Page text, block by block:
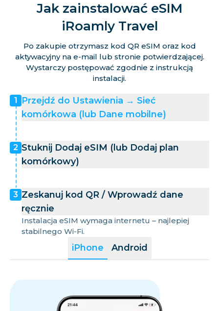
Jak zainstalować eSIM
iRoamly Travel
Po zakupie otrzymasz kod QR eSIM oraz kod
aktywacyjny na e-mail lub stronie potwierdzającej.
Wystarczy postępować zgodnie z instrukcją
instalacji.
iPhone Android
1
Przejdź do Ustawienia → Sieć
komórkowa (lub Dane mobilne)
2 Stuknij Dodaj eSIM (lub Dodaj plan
komórkowy)
3 Zeskanuj kod QR / Wprowadź dane
ręcznie
Instalacja eSIM wymaga internetu – najlepiej
stabilnego Wi-Fi.